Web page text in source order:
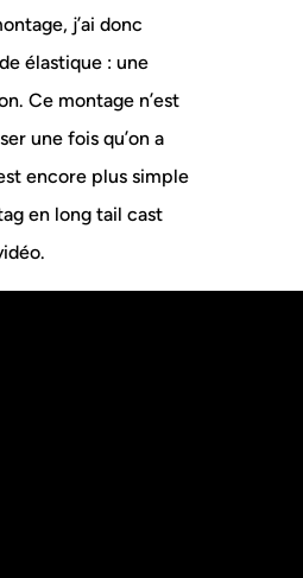
j’ai donc
élastique : une
Ce montage n’est
une fois qu’on a
encore plus simple
en long tail cast